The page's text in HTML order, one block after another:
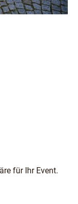
für Ihr Event.